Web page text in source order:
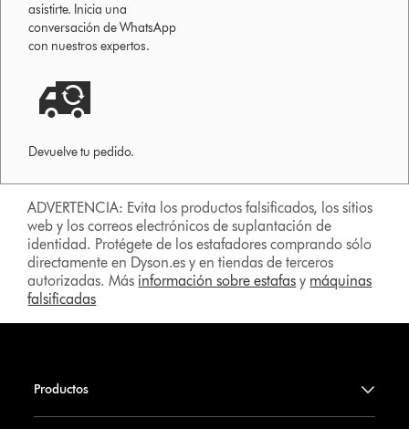
asistirte. Inicia una
conversación de WhatsApp
con nuestros expertos.
Devuelve tu pedido.
ADVERTENCIA: Evita los productos falsificados, los sitios
web y los correos electrónicos de suplantación de
identidad. Protégete de los estafadores comprando sólo
directamente en Dyson.es y en tiendas de terceros
autorizadas. Más información sobre estafas y máquinas
falsificadas
Productos